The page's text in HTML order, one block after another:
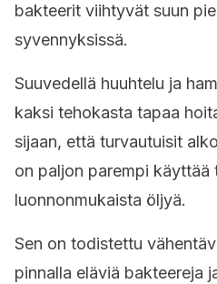
bakteerit viihtyvät suun
syvennyksissä.
Suuvedellä huuhtelu ja
kaksi tehokasta tapaa
sijaan, että turvautuisit
on paljon parempi käyttää
luonnonmukaista öljyä.
Sen on todistettu
pinnalla eläviä bakteereja